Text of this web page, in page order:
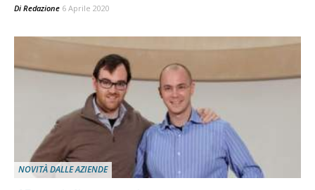
Di Redazione 6 Aprile 2020
NOVITÀ DALLE AZIENDE